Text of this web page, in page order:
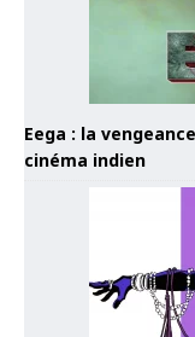
Eega : la
cinéma indien